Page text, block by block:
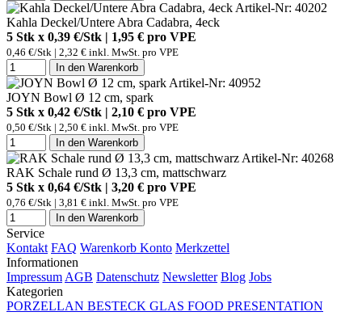
Artikel-Nr: 40202
Kahla Deckel/Untere Abra Cadabra, 4eck
5 Stk x 0,39 €/Stk | 1,95 € pro VPE
0,46 €/Stk | 2,32 € inkl. MwSt. pro VPE
In den Warenkorb
Artikel-Nr: 40952
JOYN Bowl Ø 12 cm, spark
5 Stk x 0,42 €/Stk | 2,10 € pro VPE
0,50 €/Stk | 2,50 € inkl. MwSt. pro VPE
In den Warenkorb
Artikel-Nr: 40268
RAK Schale rund Ø 13,3 cm, mattschwarz
5 Stk x 0,64 €/Stk | 3,20 € pro VPE
0,76 €/Stk | 3,81 € inkl. MwSt. pro VPE
In den Warenkorb
Service
Kontakt FAQ Warenkorb Konto Merkzettel
Informationen
Impressum AGB Datenschutz Newsletter Blog Jobs
Kategorien
PORZELLAN BESTECK GLAS FOOD PRESENTATION